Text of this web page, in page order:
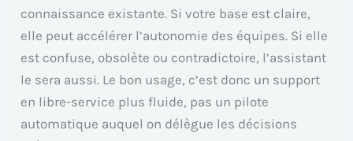
connaissance existante. Si votre base est claire,
elle peut accélérer l’autonomie des équipes. Si elle
est confuse, obsolète ou contradictoire, l’assistant
le sera aussi. Le bon usage, c’est donc un support
en libre-service plus fluide, pas un pilote
automatique auquel on délègue les décisions